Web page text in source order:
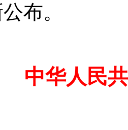
布。
中华人民